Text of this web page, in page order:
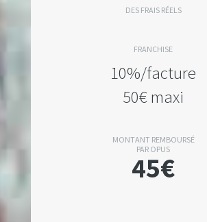
DES FRAIS RÉELS
FRANCHISE
10%/facture
50€ maxi
MONTANT REMBOURSÉ
PAR OPUS
45€